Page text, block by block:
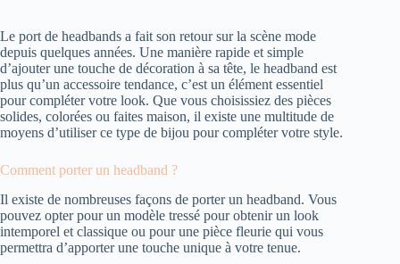
Le port de headbands a fait son retour sur la scène mode
depuis quelques années. Une manière rapide et simple
d’ajouter une touche de décoration à sa tête, le headband est
plus qu’un accessoire tendance, c’est un élément essentiel
pour compléter votre look. Que vous choisissiez des pièces
solides, colorées ou faites maison, il existe une multitude de
moyens d’utiliser ce type de bijou pour compléter votre style.
Comment porter un headband ?
Il existe de nombreuses façons de porter un headband. Vous
pouvez opter pour un modèle tressé pour obtenir un look
intemporel et classique ou pour une pièce fleurie qui vous
permettra d’apporter une touche unique à votre tenue.